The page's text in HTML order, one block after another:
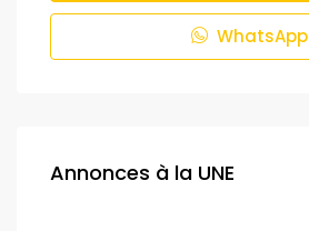
WhatsApp
Annonces à la UNE